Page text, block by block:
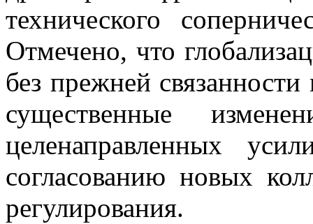
технического
Отмечено, что
без прежней
существенные
целенаправленных
согласованию новых
регулирования.